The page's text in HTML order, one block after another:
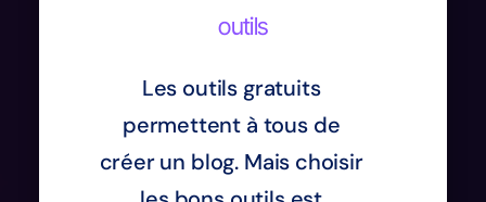
outils
Les outils gratuits
permettent à tous de
créer un blog. Mais choisir